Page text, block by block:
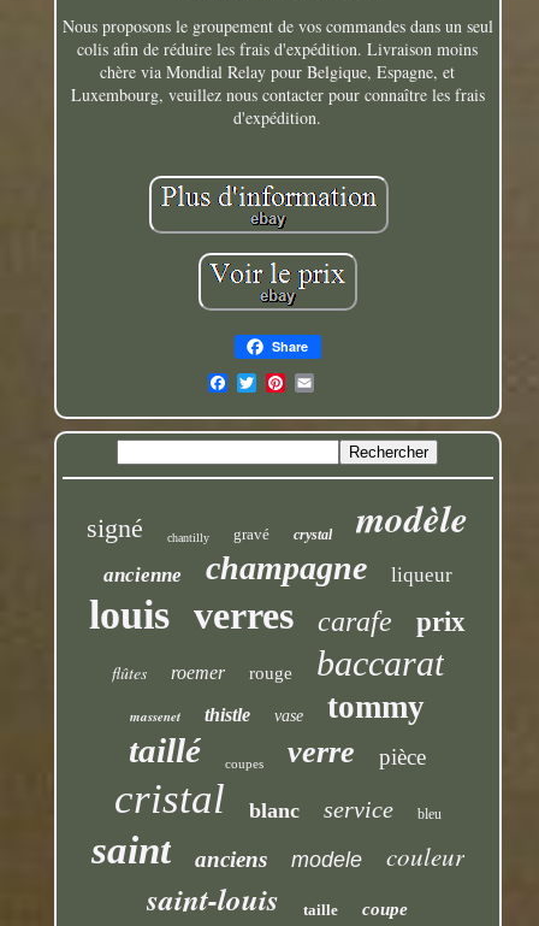
Nous proposons le groupement de vos commandes dans un seul
colis afin de réduire les frais d'expédition. Livraison moins
chère via Mondial Relay pour Belgique, Espagne, et
Luxembourg, veuillez nous contacter pour connaître les frais
d'expédition.
Share
signé chantilly gravé crystal modèle
ancienne champagne liqueur
louis verres carafe prix
flûtes roemer rouge baccarat
massenet thistle vase tommy
taillé coupes verre pièce
cristal blanc service bleu
saint anciens modele couleur
saint-louis taille coupe